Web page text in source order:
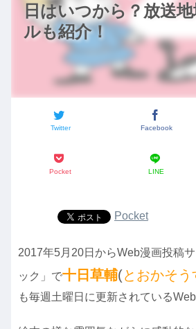
日はいつから？放送
ルも紹介！
Twitter Facebook
Pocket LINE
Pocket
2017年5月20日からWeb漫画投稿
ック」で十日草輔(とおかそう
も毎週土曜日に更新されているWeb